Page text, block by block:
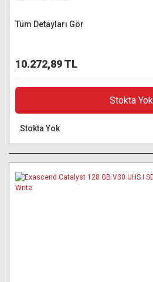
Tüm Detayları Gör
10.272,89 TL
Stokta Yok
Stokta Yok